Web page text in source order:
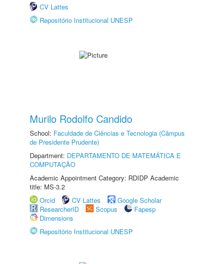
CV Lattes
Repositório Institucional UNESP
Murilo Rodolfo Candido
School: Faculdade de Ciências e Tecnologia (Câmpus
de Presidente Prudente)
Department: DEPARTAMENTO DE MATEMÁTICA E
COMPUTAÇÃO
Academic Appointment Category: RDIDP Academic
title: MS-3.2
Orcid
CV Lattes
Google Scholar
ResearcherID
Scopus
Fapesp
Dimensions
Repositório Institucional UNESP